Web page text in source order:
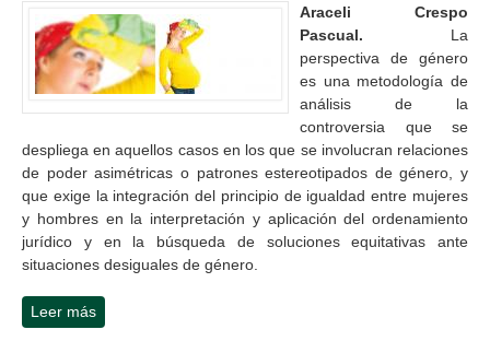
Araceli Crespo
Pascual. La
perspectiva de género
es una metodología de
análisis de la
controversia que se
despliega en aquellos casos en los que se involucran relaciones
de poder asimétricas o patrones estereotipados de género, y
que exige la integración del principio de igualdad entre mujeres
y hombres en la interpretación y aplicación del ordenamiento
jurídico y en la búsqueda de soluciones equitativas ante
situaciones desiguales de género.
Leer más